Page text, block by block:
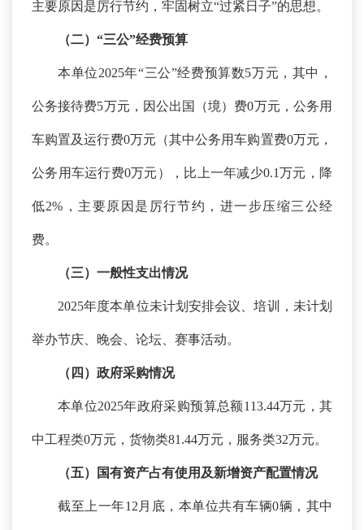
主要原因是厉行节约，牢固树立“过紧日子”的思想。
（二） “三公”经费预算
本单位2025年“三公”经费预算数5万元，其中，
公务接待费5万元，因公出国（境）费0万元，公务用
车购置及运行费0万元（其中公务用车购置费0万元，
公务用车运行费0万元），比上一年减少0.1万元，降
低2%，主要原因是厉行节约，进一步压缩三公经
费。
（三）一般性支出情况
2025年度本单位未计划安排会议、培训，未计划
举办节庆、晚会、论坛、赛事活动。
（四）政府采购情况
本单位2025年政府采购预算总额113.44万元，其
中工程类0万元，货物类81.44万元，服务类32万元。
（五）国有资产占有使用及新增资产配置情况
截至上一年12月底，本单位共有车辆0辆，其中